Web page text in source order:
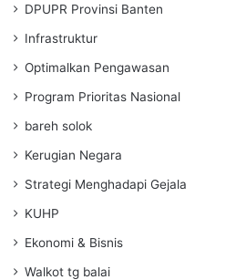
DPUPR Provinsi Banten
Infrastruktur
Optimalkan Pengawasan
Program Prioritas Nasional
bareh solok
Kerugian Negara
Strategi Menghadapi Gejala
KUHP
Ekonomi & Bisnis
Walkot tg balai